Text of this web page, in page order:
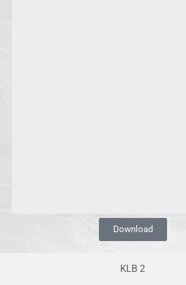
KLB 2
Download